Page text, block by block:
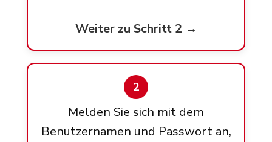
Weiter zu Schritt 2 →
2
Melden Sie sich mit dem
Benutzernamen und Passwort an,